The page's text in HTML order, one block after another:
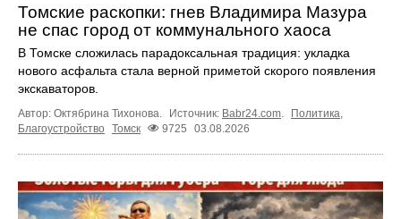
Томские раскопки: гнев Владимира Мазура
не спас город от коммунального хаоса
В Томске сложилась парадоксальная традиция: укладка
нового асфальта стала верной приметой скорого появления
экскаваторов.
Автор: Октябрина Тихонова. Источник: Babr24.com. Политика,
Благоустройство
Томск 9725 03.08.2026